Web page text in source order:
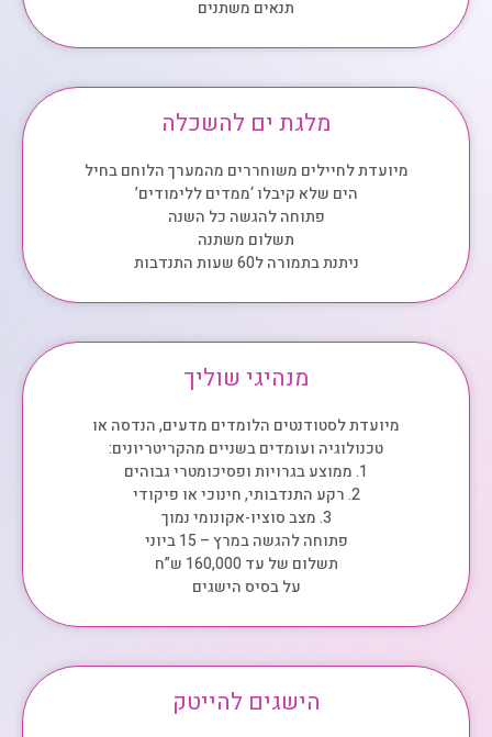
תנאים משתנים
מלגת ים להשכלה
מיועדת לחיילים משוחררים מהמערך הלוחם בחיל
הים שלא קיבלו ‘ממדים ללימודים’
פתוחה להגשה כל השנה
תשלום משתנה
ניתנת בתמורה ל60 שעות התנדבות
מנהיגי שוליך
מיועדת לסטודנטים הלומדים מדעים, הנדסה או
טכנולוגיה ועומדים בשניים מהקריטריונים:
1. ממוצע בגרויות ופסיכומטרי גבוהים
2. רקע התנדבותי, חינוכי או פיקודי
3. מצב סוציו-אקונומי נמוך
פתוחה להגשה במרץ – 15 ביוני
תשלום של עד 160,000 ש”ח
על בסיס הישגים
הישגים להייטק